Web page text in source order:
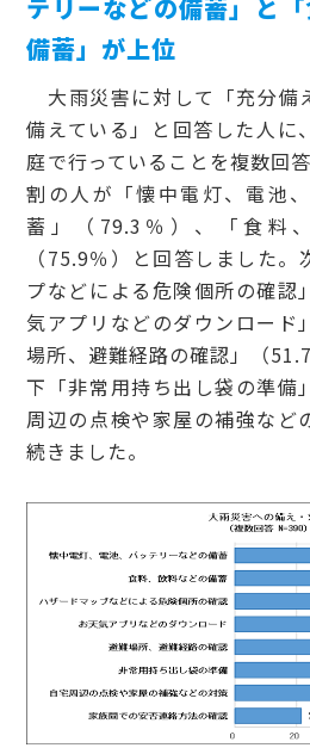
テリーなどの備蓄」と
備蓄」が上位
大雨災害に対して「充分備
備えている」と回答した人に
庭で行っていることを複数回
割の人が「懐中電灯、電池
蓄」（79.3％）、「食料
（75.9％）と回答しました
プなどによる危険個所の確認
気アプリなどのダウンロード
場所、避難経路の確認」（
下「非常用持ち出し袋の準備
周辺の点検や家屋の補強など
続きました。